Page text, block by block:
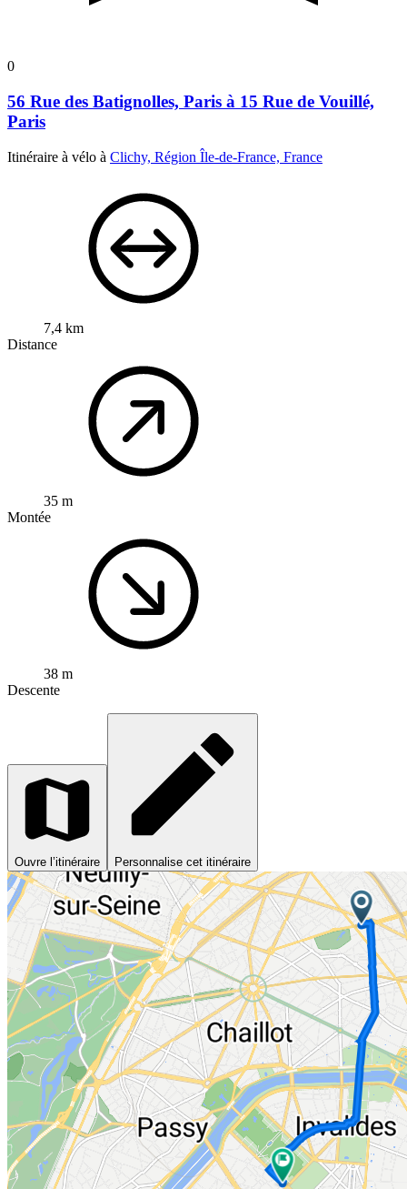
0
56 Rue des Batignolles, Paris à 15 Rue de Vouillé,
Paris
Itinéraire à vélo à Clichy, Région Île-de-France, France
7,4 km
Distance
35 m
Montée
38 m
Descente
Ouvre l’itinéraire Personnalise cet itinéraire